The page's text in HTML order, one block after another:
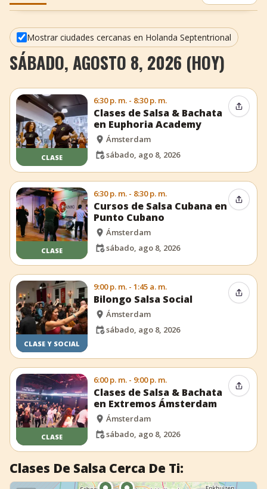
+ Añadir evento
Mostrar ciudades cercanas en Holanda Septentrional
SÁBADO, AGOSTO 8, 2026 (HOY)
CLASE
6:30 p. m. - 8:30 p. m.
Clases de Salsa & Bachata
en Euphoria Academy
Ámsterdam
sábado, ago 8, 2026
CLASE
6:30 p. m. - 8:30 p. m.
Cursos de Salsa Cubana en
Punto Cubano
Ámsterdam
sábado, ago 8, 2026
CLASE Y SOCIAL
9:00 p. m. - 1:45 a. m.
Bilongo Salsa Social
Ámsterdam
sábado, ago 8, 2026
CLASE
6:00 p. m. - 9:00 p. m.
Clases de Salsa & Bachata
en Extremos Ámsterdam
Ámsterdam
sábado, ago 8, 2026
Clases De Salsa Cerca De Ti: